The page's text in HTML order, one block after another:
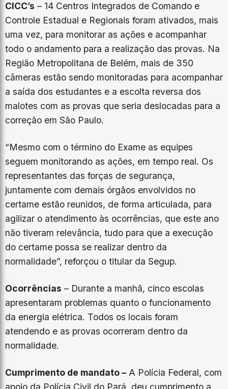
CICC’s – 14 Centros Integrados de Comando e
Controle Estadual e Regionais foram ativados, mais
uma vez, para monitorar as ações e acompanhar
todo o andamento para a realização das provas. Na
Região Metropolitana de Belém, mais de 350
câmeras estão sendo monitoradas para acompanhar
a saída dos estudantes e a escolta reversa dos
malotes com as provas que seria deslocadas para a
correção em São Paulo.
“Mesmo com o término do Exame as equipes
seguem monitorando as ações, em tempo real. Os
representantes das forças de segurança,
juntamente com demais órgãos envolvidos no
certame estão reunidos, de forma articulada, para
agilizar o atendimento às ocorrências, que este ano
não tiveram relevância, tudo para que a execução
do certame possa se realizar dentro da
normalidade”, reforçou o titular da Segup.
Ocorrências – Durante a manhã, cinco escolas
apresentaram problemas quanto o funcionamento
da energia elétrica. Todos os locais foram
atendendo e as provas ocorreram dentro da
normalidade.
Cumprimento de mandato – A Polícia Federal, com